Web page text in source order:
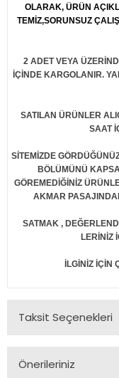
OLARAK, ÜRÜN
TEMİZ,SORUNSUZ
2 ADET VEYA
İÇİNDE KARGOLANIR.
SATILAN ÜRÜNLER
SAAT
SİTEMİZDE
BÖLÜMÜNÜ
GÖREMEDİĞİNİZ
AKMAR
SATMAK ,
LERİNİZ
İLGİNİZ İÇİN
Taksit Seçenekleri
Önerileriniz